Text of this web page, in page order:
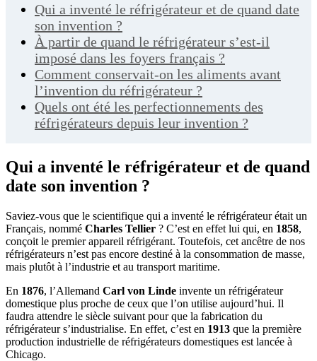
Qui a inventé le réfrigérateur et de quand date
son invention ?
À partir de quand le réfrigérateur s’est-il
imposé dans les foyers français ?
Comment conservait-on les aliments avant
l’invention du réfrigérateur ?
Quels ont été les perfectionnements des
réfrigérateurs depuis leur invention ?
Qui a inventé le réfrigérateur et de quand
date son invention ?
Saviez-vous que le scientifique qui a inventé le réfrigérateur était un
Français, nommé Charles Tellier ? C’est en effet lui qui, en 1858,
conçoit le premier appareil réfrigérant. Toutefois, cet ancêtre de nos
réfrigérateurs n’est pas encore destiné à la consommation de masse,
mais plutôt à l’industrie et au transport maritime.
En 1876, l’Allemand Carl von Linde invente un réfrigérateur
domestique plus proche de ceux que l’on utilise aujourd’hui. Il
faudra attendre le siècle suivant pour que la fabrication du
réfrigérateur s’industrialise. En effet, c’est en 1913 que la première
production industrielle de réfrigérateurs domestiques est lancée à
Chicago.